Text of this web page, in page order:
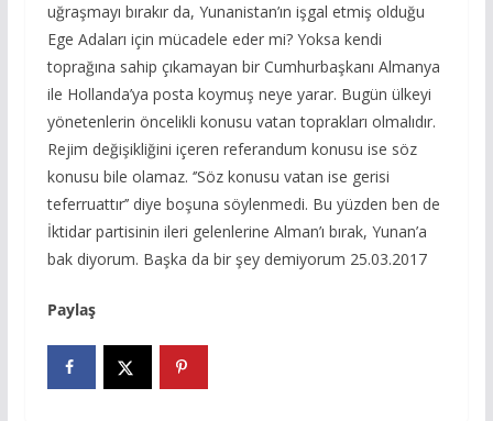
uğraşmayı bırakır da, Yunanistan’ın işgal etmiş olduğu
Ege Adaları için mücadele eder mi? Yoksa kendi
toprağına sahip çıkamayan bir Cumhurbaşkanı Almanya
ile Hollanda’ya posta koymuş neye yarar. Bugün ülkeyi
yönetenlerin öncelikli konusu vatan toprakları olmalıdır.
Rejim değişikliğini içeren referandum konusu ise söz
konusu bile olamaz. ‘’Söz konusu vatan ise gerisi
teferruattır’’ diye boşuna söylenmedi. Bu yüzden ben de
İktidar partisinin ileri gelenlerine Alman’ı bırak, Yunan’a
bak diyorum. Başka da bir şey demiyorum 25.03.2017
Paylaş